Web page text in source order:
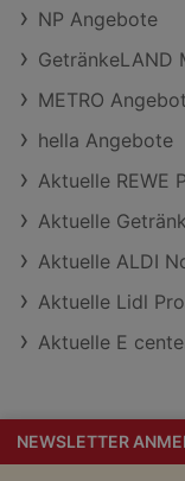
NEWSLETTER
NP Angebote
GetränkeLAND
METRO
hella Angebote
Aktuelle REWE
Aktuelle
Aktuelle ALDI
Aktuelle Lidl
Aktuelle E